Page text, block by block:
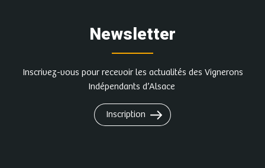
Newsletter
Inscrivez-vous pour recevoir les actualités des Vignerons
Indépendants d’Alsace
Inscription